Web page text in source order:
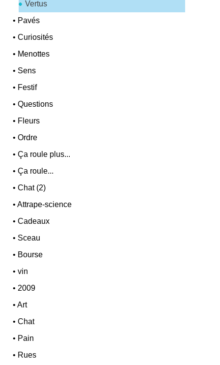
Vertus
• Pavés
•Curiosités
• Menottes
• Sens
• Festif
•Questions
• Fleurs
•Ordre
•Ça roule plus...
•Ça roule...
•Chat (2)
•Attrape-science
•Cadeaux
• Sceau
• Bourse
•vin
•2009
•Art
•Chat
• Pain
• Rues